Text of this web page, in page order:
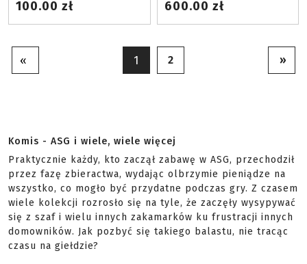
100.00 zł 600.00 zł
« 1 2 »
Komis - ASG i wiele, wiele więcej
Praktycznie każdy, kto zaczął zabawę w ASG, przechodził
przez fazę zbieractwa, wydając olbrzymie pieniądze na
wszystko, co mogło być przydatne podczas gry. Z czasem
wiele kolekcji rozrosło się na tyle, że zaczęły wysypywać
się z szaf i wielu innych zakamarków ku frustracji innych
domowników. Jak pozbyć się takiego balastu, nie tracąc
czasu na giełdzie?